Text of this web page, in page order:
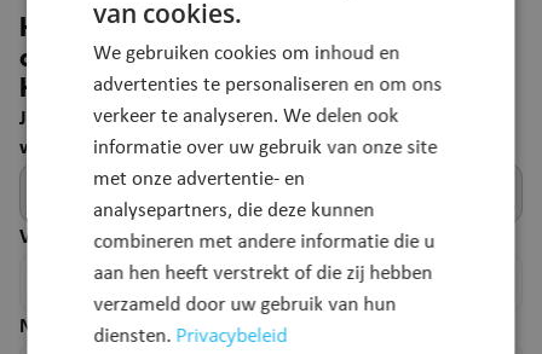
Heb je een suggestie om deze pagina
duidelijker te maken?
Heb je een vraag? Laat het ons weten!
Je feedback wordt automatisch gelinkt aan deze
webpagina.
Voornaam*
Naam
van cookies.
We gebruiken cookies om inhoud en
advertenties te personaliseren en om ons
verkeer te analyseren. We delen ook
informatie over uw gebruik van onze site
met onze advertentie- en
analysepartners, die deze kunnen
combineren met andere informatie die u
aan hen heeft verstrekt of die zij hebben
verzameld door uw gebruik van hun
diensten. Privacybeleid